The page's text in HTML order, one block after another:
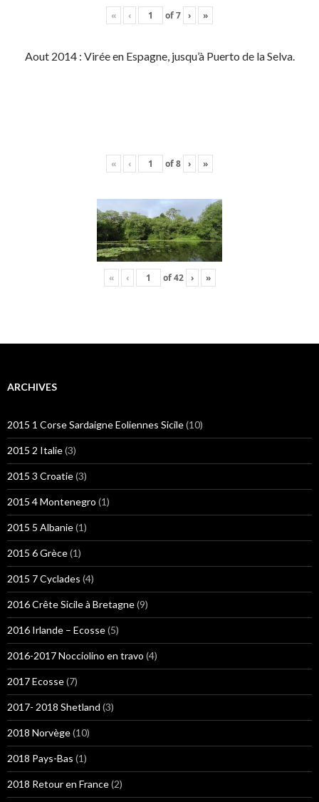
« ‹ of7 › »
Aout 2014 : Virée en Espagne, jusqu’à Puerto de la Selva.
« ‹ of8 › »
« ‹ of42 › »
ARCHIVES
2015 1 Corse Sardaigne Eoliennes Sicile(10)
2015 2 Italie(3)
2015 3 Croatie(3)
2015 4 Montenegro (1)
2015 5 Albanie(1)
2015 6 Grèce(1)
2015 7 Cyclades (4)
2016 Crête Sicile à Bretagne(9)
2016 Irlande – Ecosse(5)
2016-2017 Nocciolino en travo (4)
2017 Ecosse(7)
2017- 2018 Shetland (3)
2018 Norvège(10)
2018 Pays-Bas (1)
2018 Retour en France(2)